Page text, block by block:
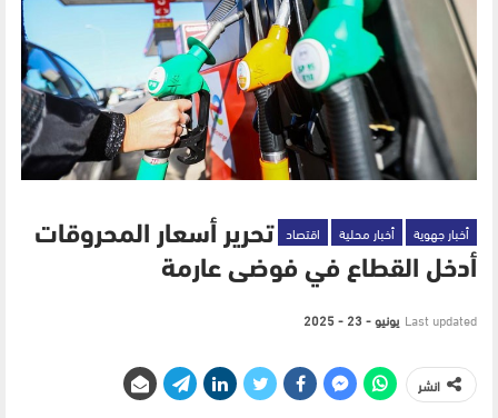
أخبار جهوية أخبار محلية اقتصاد تحرير أسعار المحروقات
أدخل القطاع في فوضى عارمة
Last updated يونيو - 23 - 2025
انشر